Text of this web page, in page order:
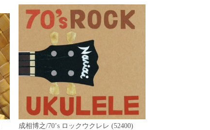
成相博之/70’s ロックウクレレ (52400)